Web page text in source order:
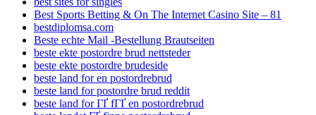
Best Sports Betting & On The Internet Casino Site – 81
bestdiplomsa.com
Beste echte Mail -Bestellung Brautseiten
beste ekte postordre brud nettsteder
beste ekte postordre brudeside
beste land for en postordrebrud
beste land for postordre brud reddit
beste land for ГҐ fГҐ en postordrebrud